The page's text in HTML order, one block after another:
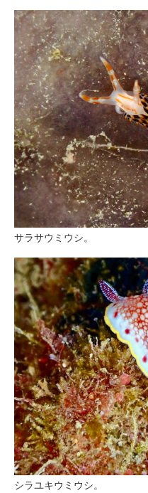
サラサウミウシ。
シラユキウミウシ。